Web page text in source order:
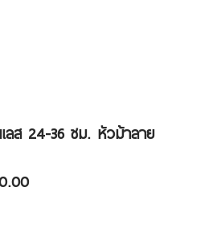
ลส 24-36 ซม. หัวม้าลาย
ราคา